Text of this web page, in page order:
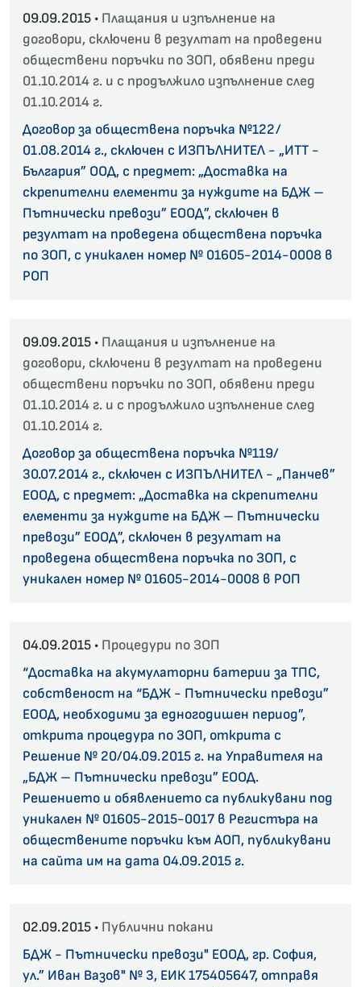
09.09.2015 • Плащания и изпълнение на
договори, сключени в резултат на проведени
обществени поръчки по ЗОП, обявени преди
01.10.2014 г. и с продължило изпълнение след
01.10.2014 г.
Договор за обществена поръчка №122/
01.08.2014 г., сключен с ИЗПЪЛНИТЕЛ - „ИТТ -
България” ООД, с предмет: „Доставка на
скрепителни елементи за нуждите на БДЖ –
Пътнически превози” ЕООД”, сключен в
резултат на проведена обществена поръчка
по ЗОП, с уникален номер № 01605-2014-0008 в
РОП
09.09.2015 • Плащания и изпълнение на
договори, сключени в резултат на проведени
обществени поръчки по ЗОП, обявени преди
01.10.2014 г. и с продължило изпълнение след
01.10.2014 г.
Договор за обществена поръчка №119/
30.07.2014 г., сключен с ИЗПЪЛНИТЕЛ - „Панчев”
ЕООД, с предмет: „Доставка на скрепителни
елементи за нуждите на БДЖ – Пътнически
превози” ЕООД”, сключен в резултат на
проведена обществена поръчка по ЗОП, с
уникален номер № 01605-2014-0008 в РОП
04.09.2015 • Процедури по ЗОП
“Доставка на акумулаторни батерии за ТПС,
собственост на “БДЖ - Пътнически превози”
ЕООД, необходими за едногодишен период”,
открита процедура по ЗОП, открита с
Решение № 20/04.09.2015 г. на Управителя на
„БДЖ – Пътнически превози” ЕООД.
Решението и обявлението са публикувани под
уникален № 01605-2015-0017 в Регистъра на
обществените поръчки към АОП, публикувани
на сайта им на дата 04.09.2015 г.
02.09.2015 • Публични покани
БДЖ - Пътнически превози" ЕООД, гр. София,
ул.” Иван Вазов" № 3, ЕИК 175405647, отправя